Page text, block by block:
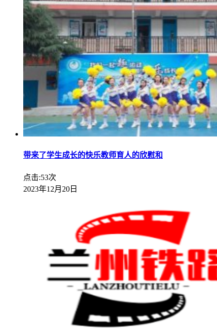
带来了学生成长的快乐教师育人的欣慰和
点击:53次
2023年12月20日